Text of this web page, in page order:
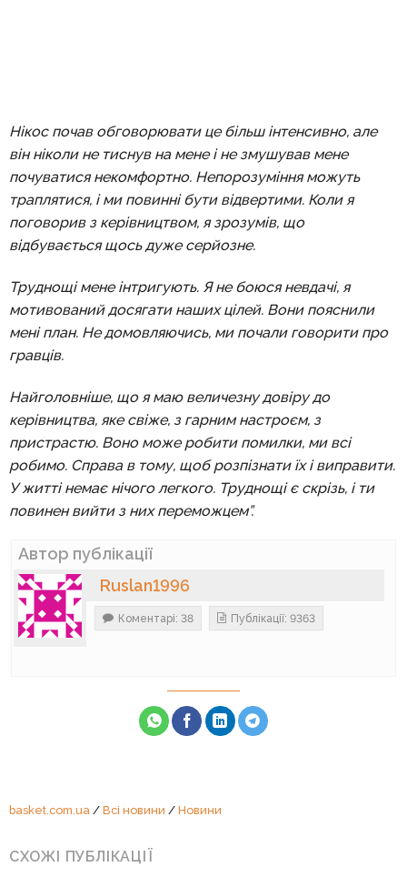
Нікос почав обговорювати це більш інтенсивно, але
він ніколи не тиснув на мене і не змушував мене
почуватися некомфортно. Непорозуміння можуть
траплятися, і ми повинні бути відвертими. Коли я
поговорив з керівництвом, я зрозумів, що
відбувається щось дуже серйозне.
Труднощі мене інтригують. Я не боюся невдачі, я
мотивований досягати наших цілей. Вони пояснили
мені план. Не домовляючись, ми почали говорити про
гравців.
Найголовніше, що я маю величезну довіру до
керівництва, яке свіже, з гарним настроєм, з
пристрастю. Воно може робити помилки, ми всі
робимо. Справа в тому, щоб розпізнати їх і виправити.
У житті немає нічого легкого. Труднощі є скрізь, і ти
повинен вийти з них переможцем”.
Автор публікації
Ruslan1996
Коментарі: 38 Публікації: 9363
basket.com.ua / Всі новини / Новини
СХОЖІ ПУБЛІКАЦІЇ